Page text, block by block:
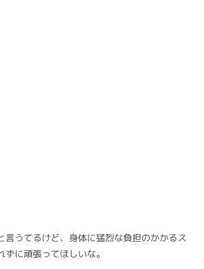
言うてるけど、身体に猛烈な負担のかかるス
に頑張ってほしいな。